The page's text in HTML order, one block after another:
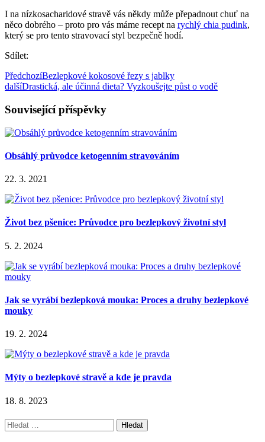
I na nízkosacharidové stravě vás někdy může přepadnout chuť na
něco dobrého – proto pro vás máme recept na rychlý chia pudink,
který se pro tento stravovací styl bezpečně hodí.
Sdílet:
PředchozíBezlepkové kokosové řezy s jablky
dalšíDrastická, ale účinná dieta? Vyzkoušejte půst o vodě
Související příspěvky
Obsáhlý průvodce ketogenním stravováním
22. 3. 2021
Život bez pšenice: Průvodce pro bezlepkový životní styl
5. 2. 2024
Jak se vyrábí bezlepková mouka: Proces a druhy bezlepkové
mouky
19. 2. 2024
Mýty o bezlepkové stravě a kde je pravda
18. 8. 2023
Vyhledávání